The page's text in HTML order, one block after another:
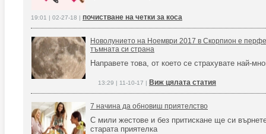
19:01 | 02-27-18 | почистване на четки за коса
Новолунието на Ноември 2017 в Скорпион е
тъмната си страна
Направете това, от което се страхувате най-
13:29 | 11-10-17 | Виж цялата статия
7 начина да обновиш приятелство
С мили жестове и без притискане ще си
старата приятелка